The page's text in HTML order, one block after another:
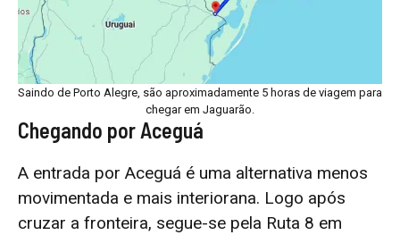
Saindo de Porto Alegre, são aproximadamente 5 horas de viagem para
chegar em Jaguarão.
Chegando por Aceguá
A entrada por Aceguá é uma alternativa menos
movimentada e mais interiorana. Logo após
cruzar a fronteira, segue-se pela Ruta 8 em